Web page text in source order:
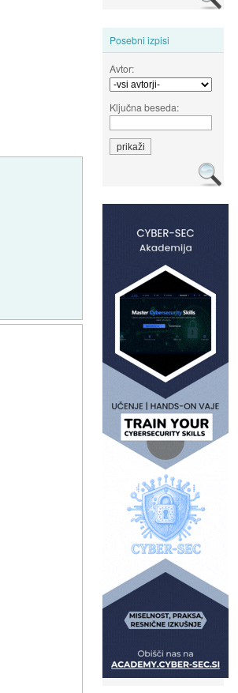
Posebni izpisi
Avtor:
Ključna beseda: